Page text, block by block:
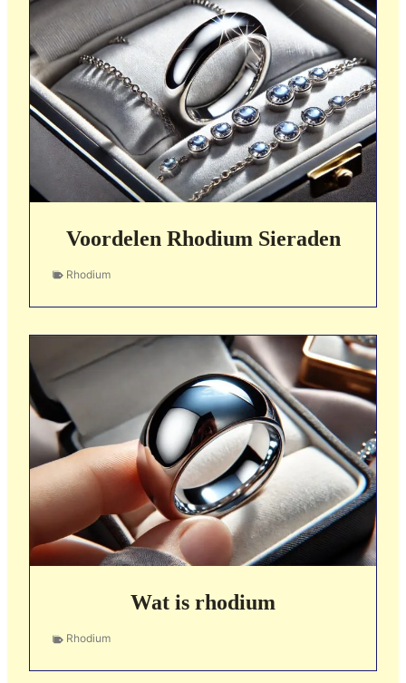
Voordelen Rhodium Sieraden
Rhodium
Wat is rhodium
Rhodium